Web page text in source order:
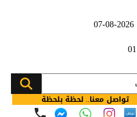
تواصل معنا.. لحظة بلحظة